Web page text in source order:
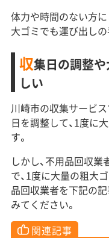
体力や時間のない方
大ゴミでも運び出しの
収集日の調整
しい
川崎市の収集サービ
日を調整して、1度に
す。
しかし、不用品回収
で、1度に大量の粗大
品回収業者を下記の
みてください。
関連記事